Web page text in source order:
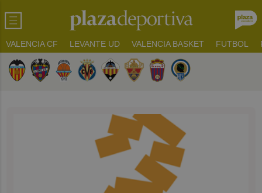
VALENCIA CF LEVANTE UD VALENCIA BASKET FUTBOL